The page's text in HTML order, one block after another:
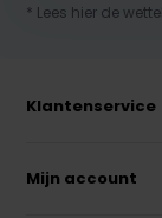
* Lees hier de
Klantenservice
Mijn account